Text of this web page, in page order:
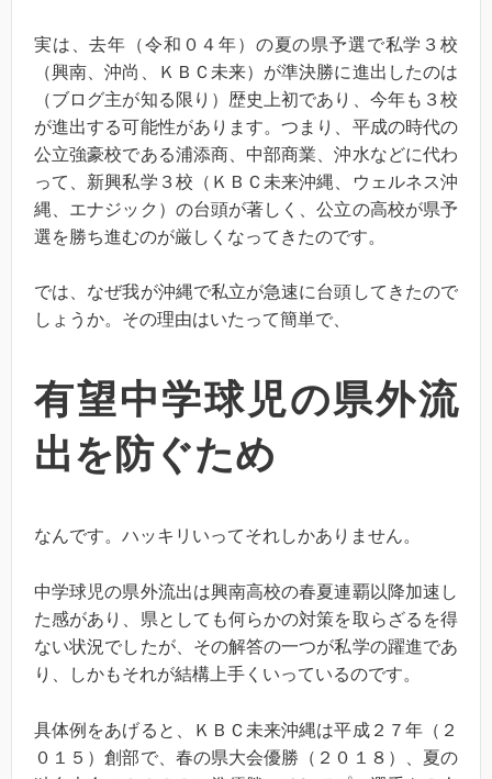
実は、去年（令和０４年）の夏の県予選で私学３校
（興南、沖尚、ＫＢＣ未来）が準決勝に進出したのは
（ブログ主が知る限り）歴史上初であり、今年も３校
が進出する可能性があります。つまり、平成の時代の
公立強豪校である浦添商、中部商業、沖水などに代わ
って、新興私学３校（ＫＢＣ未来沖縄、ウェルネス沖
縄、エナジック）の台頭が著しく、公立の高校が県予
選を勝ち進むのが厳しくなってきたのです。
では、なぜ我が沖縄で私立が急速に台頭してきたので
しょうか。その理由はいたって簡単で、
有望中学球児の県外流
出を防ぐため
なんです。ハッキリいってそれしかありません。
中学球児の県外流出は興南高校の春夏連覇以降加速し
た感があり、県としても何らかの対策を取らざるを得
ない状況でしたが、その解答の一つが私学の躍進であ
り、しかもそれが結構上手くいっているのです。
具体例をあげると、ＫＢＣ未来沖縄は平成２７年（２
０１５）創部で、春の県大会優勝（２０１８）、夏の